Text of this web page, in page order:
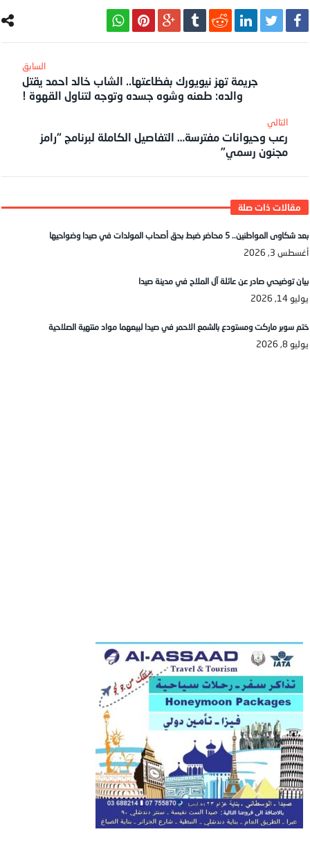
جريمة تهز نيويورك بفظاعتها.. الشاب خالد احمد يقتل
والده: طعنه وشوه جسده وتوجه لتناول القهوة !
‎التالي
رعب وحيوانات مفترسة… التفاصيل الكاملة لبرنامج “رامز
مجنون رسمي”
بعد شكاوى المواطنين.. 5 محاضر ضبط بحق أصحاب المولدات في صيدا وضواحيها
أغسطس 3, 2026
بيان توضيحي صادر عن عائلة آل الملاح في مدينة صيدا
يوليو 14, 2026
ختم سوبر ماركت ومستودع بالشمع الاحمر في صيدا لبيعهما مواد منتهية الصلاحية
يوليو 8, 2026